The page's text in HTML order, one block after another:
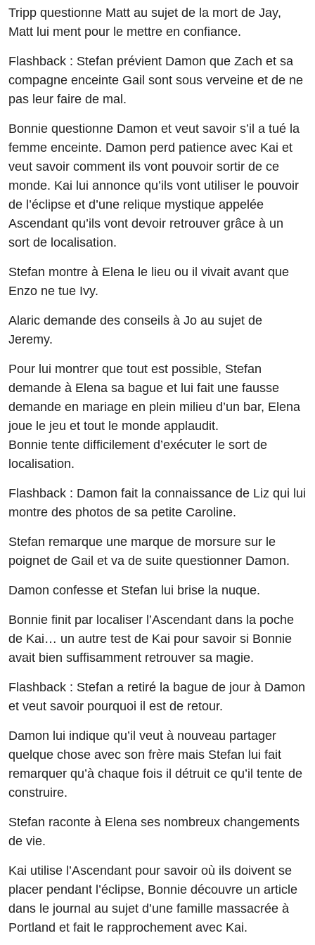
Tripp questionne Matt au sujet de la mort de Jay,
Matt lui ment pour le mettre en confiance.
Flashback : Stefan prévient Damon que Zach et sa
compagne enceinte Gail sont sous verveine et de ne
pas leur faire de mal.
Bonnie questionne Damon et veut savoir s’il a tué la
femme enceinte. Damon perd patience avec Kai et
veut savoir comment ils vont pouvoir sortir de ce
monde. Kai lui annonce qu’ils vont utiliser le pouvoir
de l’éclipse et d’une relique mystique appelée
Ascendant qu’ils vont devoir retrouver grâce à un
sort de localisation.
Stefan montre à Elena le lieu ou il vivait avant que
Enzo ne tue Ivy.
Alaric demande des conseils à Jo au sujet de
Jeremy.
Pour lui montrer que tout est possible, Stefan
demande à Elena sa bague et lui fait une fausse
demande en mariage en plein milieu d’un bar, Elena
joue le jeu et tout le monde applaudit.
Bonnie tente difficilement d’exécuter le sort de
localisation.
Flashback : Damon fait la connaissance de Liz qui lui
montre des photos de sa petite Caroline.
Stefan remarque une marque de morsure sur le
poignet de Gail et va de suite questionner Damon.
Damon confesse et Stefan lui brise la nuque.
Bonnie finit par localiser l’Ascendant dans la poche
de Kai… un autre test de Kai pour savoir si Bonnie
avait bien suffisamment retrouver sa magie.
Flashback : Stefan a retiré la bague de jour à Damon
et veut savoir pourquoi il est de retour.
Damon lui indique qu’il veut à nouveau partager
quelque chose avec son frère mais Stefan lui fait
remarquer qu’à chaque fois il détruit ce qu’il tente de
construire.
Stefan raconte à Elena ses nombreux changements
de vie.
Kai utilise l’Ascendant pour savoir où ils doivent se
placer pendant l’éclipse, Bonnie découvre un article
dans le journal au sujet d’une famille massacrée à
Portland et fait le rapprochement avec Kai.